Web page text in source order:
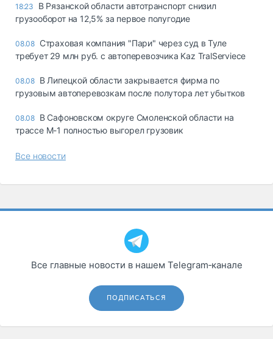
18:23
В Рязанской области автотранспорт снизил
грузооборот на 12,5% за первое полугодие
08.08 Страховая компания "Пари" через суд в Туле
требует 29 млн руб. с автоперевозчика Kaz TralServiece
08.08 В Липецкой области закрывается фирма по
грузовым автоперевозкам после полутора лет убытков
08.08 В Сафоновском округе Смоленской области на
трассе М-1 полностью выгорел грузовик
Все новости
Все главные новости в нашем Telegram‑канале
ПОДПИСАТЬСЯ